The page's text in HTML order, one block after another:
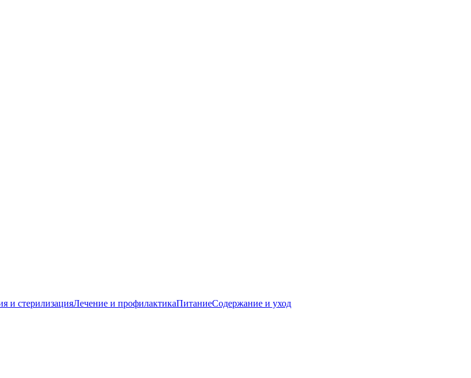
и стерилизацияЛечение и профилактикаПитаниеСодержание и уход